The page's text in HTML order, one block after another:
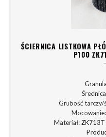
ŚCIERNICA LISTKOWA
P100
Grubość tarczy/
Mocowanie:
Materiał: ZK713T